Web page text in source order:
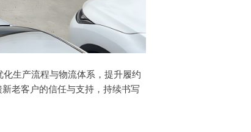
生产流程与物流体系，提升履约
老客户的信任与支持，持续书写